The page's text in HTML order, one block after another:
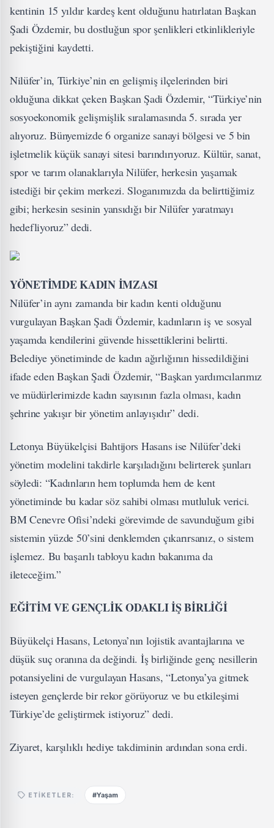
kentinin 15 yıldır kardeş kent olduğunu hatırlatan Başkan
Şadi Özdemir, bu dostluğun spor şenlikleri etkinlikleriyle
pekiştiğini kaydetti.
Nilüfer’in, Türkiye’nin en gelişmiş ilçelerinden biri
olduğuna dikkat çeken Başkan Şadi Özdemir, “Türkiye’nin
sosyoekonomik gelişmişlik sıralamasında 5. sırada yer
alıyoruz. Bünyemizde 6 organize sanayi bölgesi ve 5 bin
işletmelik küçük sanayi sitesi barındırıyoruz. Kültür, sanat,
spor ve tarım olanaklarıyla Nilüfer, herkesin yaşamak
istediği bir çekim merkezi. Sloganımızda da belirttiğimiz
gibi; herkesin sesinin yansıdığı bir Nilüfer yaratmayı
hedefliyoruz” dedi.
​YÖNETİMDE KADIN İMZASI
Nilüfer’in aynı zamanda bir kadın kenti olduğunu
vurgulayan Başkan Şadi Özdemir, kadınların iş ve sosyal
yaşamda kendilerini güvende hissettiklerini belirtti.
Belediye yönetiminde de kadın ağırlığının hissedildiğini
ifade eden Başkan Şadi Özdemir, “Başkan yardımcılarımız
ve müdürlerimizde kadın sayısının fazla olması, kadın
şehrine yakışır bir yönetim anlayışıdır” dedi.
Letonya Büyükelçisi Bahtijors Hasans ise Nilüfer’deki
yönetim modelini takdirle karşıladığını belirterek şunları
söyledi: “Kadınların hem toplumda hem de kent
yönetiminde bu kadar söz sahibi olması mutluluk verici.
BM Cenevre Ofisi’ndeki görevimde de savunduğum gibi
sistemin yüzde 50’sini denklemden çıkarırsanız, o sistem
işlemez. Bu başarılı tabloyu kadın bakanıma da
ileteceğim.”
EĞİTİM VE GENÇLİK ODAKLI İŞ BİRLİĞİ
Büyükelçi Hasans, Letonya’nın lojistik avantajlarına ve
düşük suç oranına da değindi. İş birliğinde genç nesillerin
potansiyelini de vurgulayan Hasans, “Letonya’ya gitmek
isteyen gençlerde bir rekor görüyoruz ve bu etkileşimi
Türkiye’de geliştirmek istiyoruz” dedi.
Ziyaret, karşılıklı hediye takdiminin ardından sona erdi.
ETIKETLER: #Yaşam